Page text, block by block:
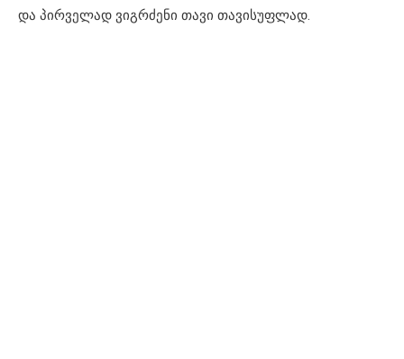
და პირველად ვიგრძენი თავი თავისუფლად.